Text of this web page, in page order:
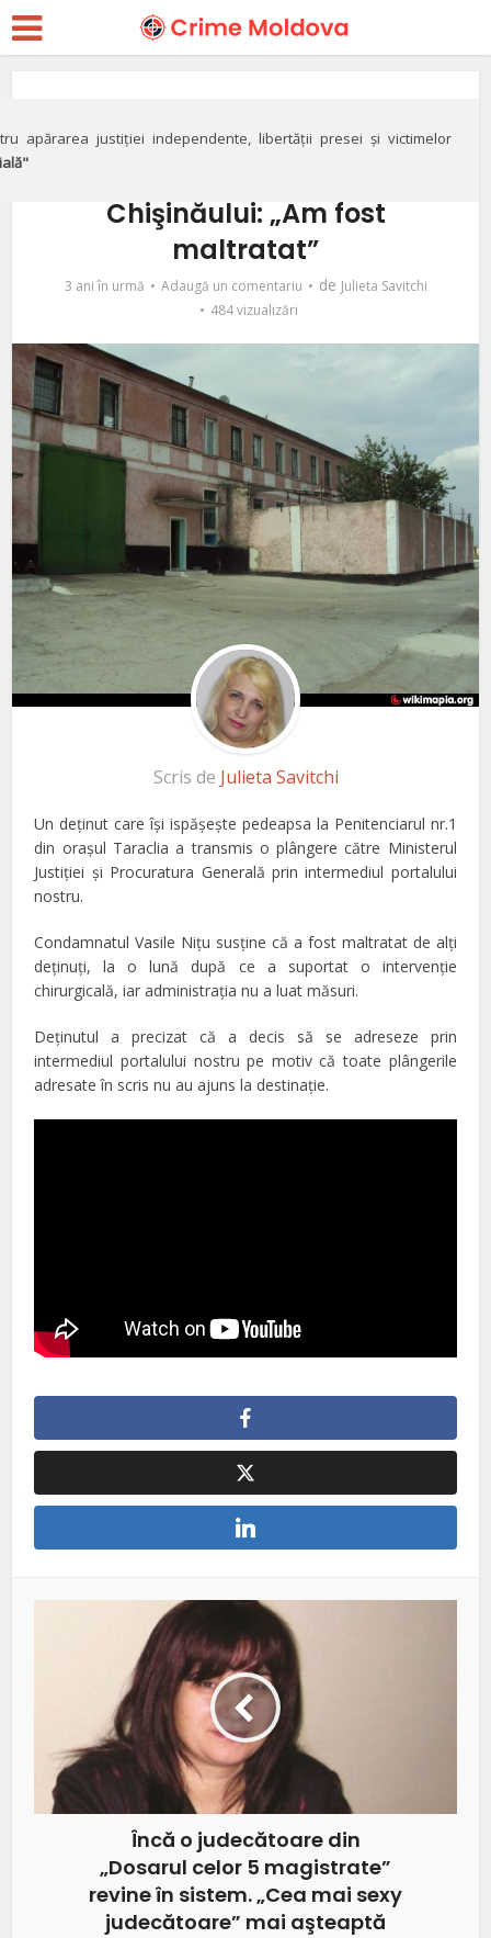
apărarea justiției independente, libertății presei și victimelor
VIDEO// Un deţinut din
Chişinăului: „Am fost
maltratat”
3 ani în urmă Adaugă un comentariu de Julieta Savitchi
484 vizualizări
Scris de Julieta Savitchi
Un deţinut care îşi ispăşeşte pedeapsa la Penitenciarul nr.1
din oraşul Taraclia a transmis o plângere către Ministerul
Justiţiei şi Procuratura Generală prin intermediul portalului
nostru.
Condamnatul Vasile Niţu susţine că a fost maltratat de alţi
deţinuţi, la o lună după ce a suportat o intervenţie
chirurgicală, iar administraţia nu a luat măsuri.
Deţinutul a precizat că a decis să se adreseze prin
intermediul portalului nostru pe motiv că toate plângerile
adresate în scris nu au ajuns la destinaţie.
Încă o judecătoare din
„Dosarul celor 5 magistrate”
revine în sistem. „Cea mai sexy
judecătoare” mai aşteaptă